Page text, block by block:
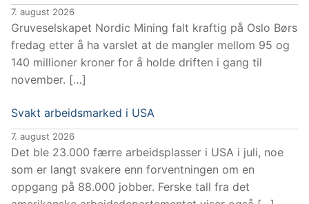
7. august 2026
Gruveselskapet Nordic Mining falt kraftig på Oslo Børs
fredag etter å ha varslet at de mangler mellom 95 og
140 millioner kroner for å holde driften i gang til
november. […]
Svakt arbeidsmarked i USA
7. august 2026
Det ble 23.000 færre arbeidsplasser i USA i juli, noe
som er langt svakere enn forventningen om en
oppgang på 88.000 jobber. Ferske tall fra det